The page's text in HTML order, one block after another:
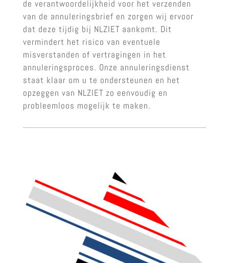
de verantwoordelijkheid voor het verzenden
van de annuleringsbrief en zorgen wij ervoor
dat deze tijdig bij NLZIET aankomt. Dit
vermindert het risico van eventuele
misverstanden of vertragingen in het
annuleringsproces. Onze annuleringsdienst
staat klaar om u te ondersteunen en het
opzeggen van NLZIET zo eenvoudig en
probleemloos mogelijk te maken.